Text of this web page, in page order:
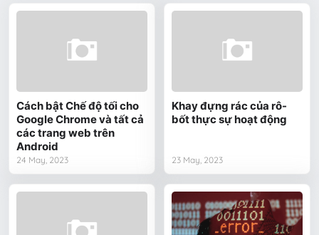
Cách bật Chế độ tối cho
Google Chrome và tất cả
các trang web trên
Android
24 May, 2023
Khay đựng rác của rô-
bốt thực sự hoạt động
23 May, 2023